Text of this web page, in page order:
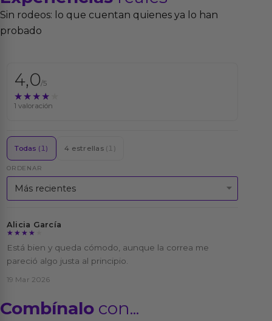
Sin rodeos: lo que cuentan quienes ya lo han
probado
4,0/5
★★★★★
★★★★★
1 valoración
Todas (1) 4 estrellas (1)
ORDENAR
Alicia García
★★★★★
★★★★★
Está bien y queda cómodo, aunque la correa me
pareció algo justa al principio.
19 Mar 2026
Combínalo con...